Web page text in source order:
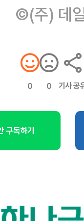
©(주) 데
0 0 기사 공
구독하기